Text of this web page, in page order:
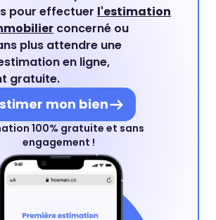
pour effectuer l'estimation
concerné ou
plus attendre une
en ligne,
gratuite.
mon bien
100% gratuite et sans
engagement !